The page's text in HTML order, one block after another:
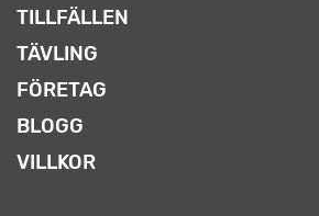
TILLFÄLLEN
TÄVLING
FÖRETAG
BLOGG
VILLKOR